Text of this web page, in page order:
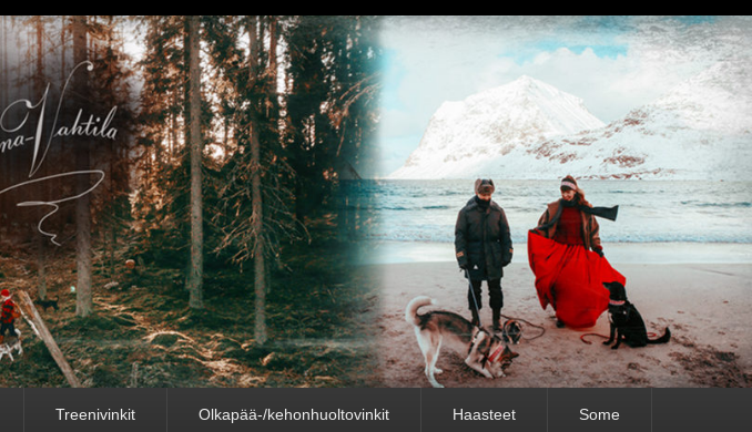
Treenivinkit Olkapää-/kehonhuoltovinkit Haasteet Some